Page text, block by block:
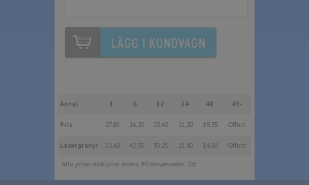
Antal 1 6 12 24 48 49-
Pris 27,85 24,20 22,40 21,20 19,35 Offert
Lasergravyr 72,60 42,35 30,25 21,80 14,50 Offert
Alla priser exklusive moms. Minimumorder: 1st